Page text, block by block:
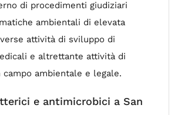
di procedimenti giudiziari
ambientali di elevata
attività di sviluppo di
e altrettante attività di
campo ambientale e legale.
e antimicrobici a San